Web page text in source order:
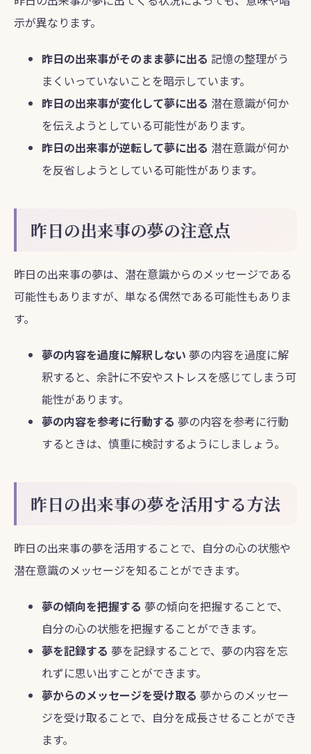
示が異なります。
昨日の出来事がそのまま夢に出る 記憶の整理がう
まくいっていないことを暗示しています。
昨日の出来事が変化して夢に出る 潜在意識が何か
を伝えようとしている可能性があります。
昨日の出来事が逆転して夢に出る 潜在意識が何か
を反省しようとしている可能性があります。
昨日の出来事の夢の注意点
昨日の出来事の夢は、潜在意識からのメッセージである
可能性もありますが、単なる偶然である可能性もありま
す。
夢の内容を過度に解釈しない 夢の内容を過度に解
釈すると、余計に不安やストレスを感じてしまう可
能性があります。
夢の内容を参考に行動する 夢の内容を参考に行動
するときは、慎重に検討するようにしましょう。
昨日の出来事の夢を活用する方法
昨日の出来事の夢を活用することで、自分の心の状態や
潜在意識のメッセージを知ることができます。
夢の傾向を把握する 夢の傾向を把握することで、
自分の心の状態を把握することができます。
夢を記録する 夢を記録することで、夢の内容を忘
れずに思い出すことができます。
夢からのメッセージを受け取る 夢からのメッセー
ジを受け取ることで、自分を成長させることができ
ます。